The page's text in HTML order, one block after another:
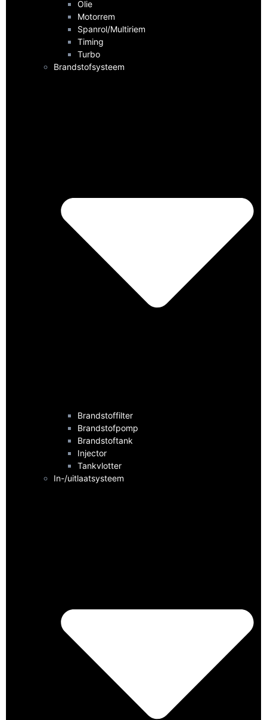
Olie
Motorrem
Spanrol/Multiriem
Timing
Turbo
Brandstofsysteem
Brandstoffilter
Brandstofpomp
Brandstoftank
Injector
Tankvlotter
In-/uitlaatsysteem